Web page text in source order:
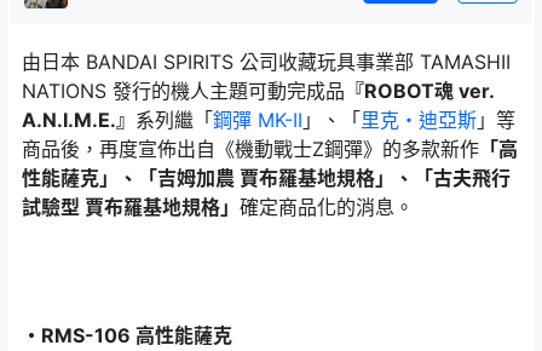
由日本 BANDAI SPIRITS 公司收藏玩具事業部 TAMASHII
NATIONS 發行的機人主題可動完成品 『ROBOT魂 ver.
A.N.I.M.E.』 系列繼「鋼彈 MK-II 」、「里克・迪亞斯 」等
商品後，再度宣佈出自《機動戰士Z鋼彈》的多款新作 「高
性能薩克」、「吉姆加農 賈布羅基地規格」、「古夫飛行
試驗型 賈布羅基地規格」 確定商品化的消息。
・RMS-106 高性能薩克